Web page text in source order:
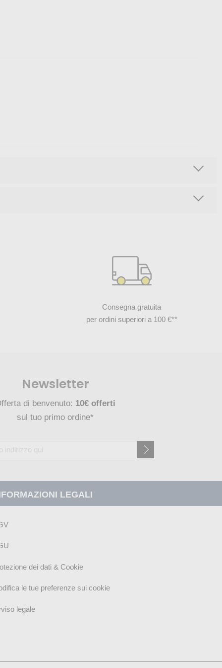
Consegna gratuita
per ordini superiori a 100 €**
Newsletter
di benvenuto: 10€ offerti
sul tuo primo ordine*
LEGALI
dei dati & Cookie
le tue preferenze sui cookie
legale